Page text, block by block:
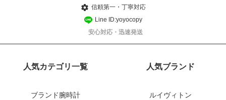
信頼第一・丁寧対応
Line ID:yoyocopy
安心対応・迅速発送
人気カテゴリ一覧
ブランド腕時計
人気ブランド
ルイヴィトン